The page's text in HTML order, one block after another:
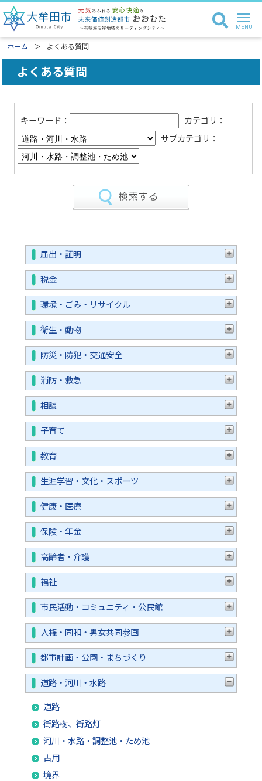
ホーム よくある質問
よくある質問
キーワード：
カテゴリ：
サブカテゴリ：
届出・証明
税金
環境・ごみ・リサイクル
衛生・動物
防災・防犯・交通安全
消防・救急
相談
子育て
教育
生涯学習・文化・スポーツ
健康・医療
保険・年金
高齢者・介護
福祉
市民活動・コミュニティ・公民館
人権・同和・男女共同参画
都市計画・公園・まちづくり
道路・河川・水路
道路
街路樹、街路灯
河川・水路・調整池・ため池
占用
境界